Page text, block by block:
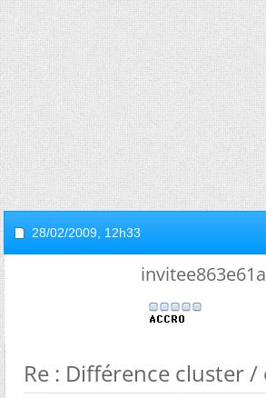
28/02/2009, 12h33
invitee863e61a
Re : Différence cluster